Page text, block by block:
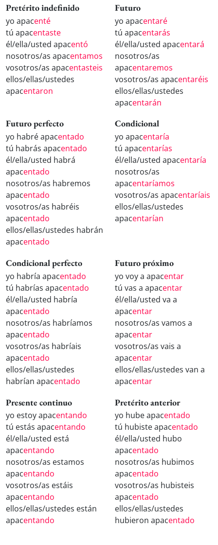
Pretérito indefinido
yo apacenté
tú apacentaste
él/ella/usted apacentó
nosotros/as apacentamos
vosotros/as apacentasteis
ellos/ellas/ustedes
apacentaron
Futuro
yo apacentaré
tú apacentarás
él/ella/usted apacentará
nosotros/as
apacentaremos
vosotros/as apacentaréis
ellos/ellas/ustedes
apacentarán
Futuro perfecto
yo habré apacentado
tú habrás apacentado
él/ella/usted habrá
apacentado
nosotros/as habremos
apacentado
vosotros/as habréis
apacentado
ellos/ellas/ustedes habrán
apacentado
Condicional
yo apacentaría
tú apacentarías
él/ella/usted apacentaría
nosotros/as
apacentaríamos
vosotros/as apacentaríais
ellos/ellas/ustedes
apacentarían
Condicional perfecto
yo habría apacentado
tú habrías apacentado
él/ella/usted habría
apacentado
nosotros/as habríamos
apacentado
vosotros/as habríais
apacentado
ellos/ellas/ustedes
habrían apacentado
Futuro próximo
yo voy a apacentar
tú vas a apacentar
él/ella/usted va a
apacentar
nosotros/as vamos a
apacentar
vosotros/as vais a
apacentar
ellos/ellas/ustedes van a
apacentar
Presente continuo
yo estoy apacentando
tú estás apacentando
él/ella/usted está
apacentando
nosotros/as estamos
apacentando
vosotros/as estáis
apacentando
ellos/ellas/ustedes están
apacentando
Pretérito anterior
yo hube apacentado
tú hubiste apacentado
él/ella/usted hubo
apacentado
nosotros/as hubimos
apacentado
vosotros/as hubisteis
apacentado
ellos/ellas/ustedes
hubieron apacentado